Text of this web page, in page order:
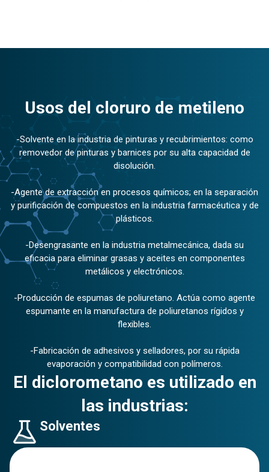
Usos del cloruro de metileno
-Solvente en la industria de pinturas y recubrimientos: como
removedor de pinturas y barnices por su alta capacidad de
disolución.
-Agente de extracción en procesos químicos; en la separación
y purificación de compuestos en la industria farmacéutica y de
plásticos.
-Desengrasante en la industria metalmecánica, dada su
eficacia para eliminar grasas y aceites en componentes
metálicos y electrónicos.
-Producción de espumas de poliuretano. Actúa como agente
espumante en la manufactura de poliuretanos rígidos y
flexibles.
-Fabricación de adhesivos y selladores, por su rápida
evaporación y compatibilidad con polímeros.
El diclorometano es utilizado en
las industrias:
Solventes